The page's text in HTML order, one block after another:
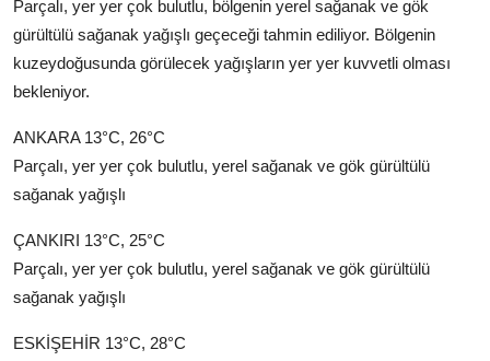
Parçalı, yer yer çok bulutlu, bölgenin yerel sağanak ve gök
gürültülü sağanak yağışlı geçeceği tahmin ediliyor. Bölgenin
kuzeydoğusunda görülecek yağışların yer yer kuvvetli olması
bekleniyor.
ANKARA 13°C, 26°C
Parçalı, yer yer çok bulutlu, yerel sağanak ve gök gürültülü
sağanak yağışlı
ÇANKIRI 13°C, 25°C
Parçalı, yer yer çok bulutlu, yerel sağanak ve gök gürültülü
sağanak yağışlı
ESKİŞEHİR 13°C, 28°C